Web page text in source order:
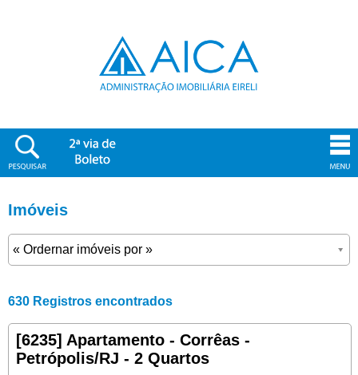
Imóveis
630 Registros encontrados
[6235] Apartamento - Corrêas -
Petrópolis/RJ - 2 Quartos